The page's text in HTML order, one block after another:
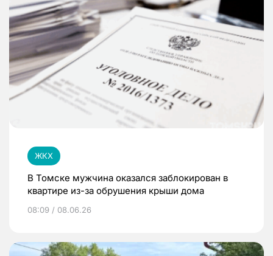
ЖКХ
В Томске мужчина оказался заблокирован в
квартире из-за обрушения крыши дома
08:09 / 08.06.26